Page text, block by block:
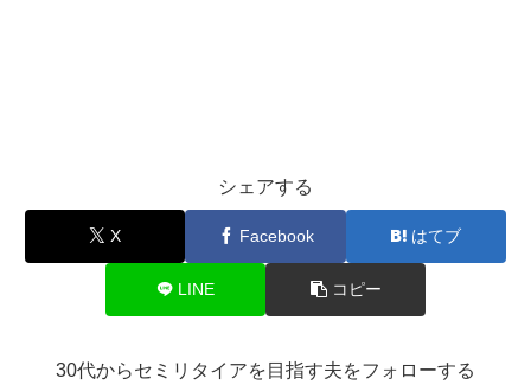
シェアする
X Facebook はてブ
LINE コピー
30代からセミリタイアを目指す夫をフォローする